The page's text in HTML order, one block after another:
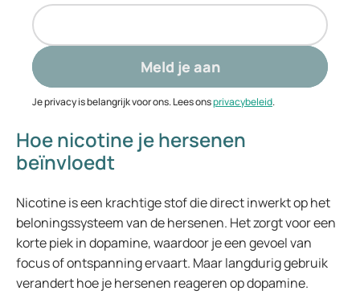
Meld je aan
Je privacy is belangrijk voor ons. Lees onsprivacybeleid.
Hoe nicotine je hersenen
beïnvloedt
Nicotine is een krachtige stof die direct inwerkt op het
beloningssysteem van de hersenen. Het zorgt voor een
korte piek in dopamine, waardoor je een gevoel van
focus of ontspanning ervaart. Maar langdurig gebruik
verandert hoe je hersenen reageren op dopamine.